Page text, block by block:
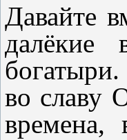
Давайте
далёкие
во славу